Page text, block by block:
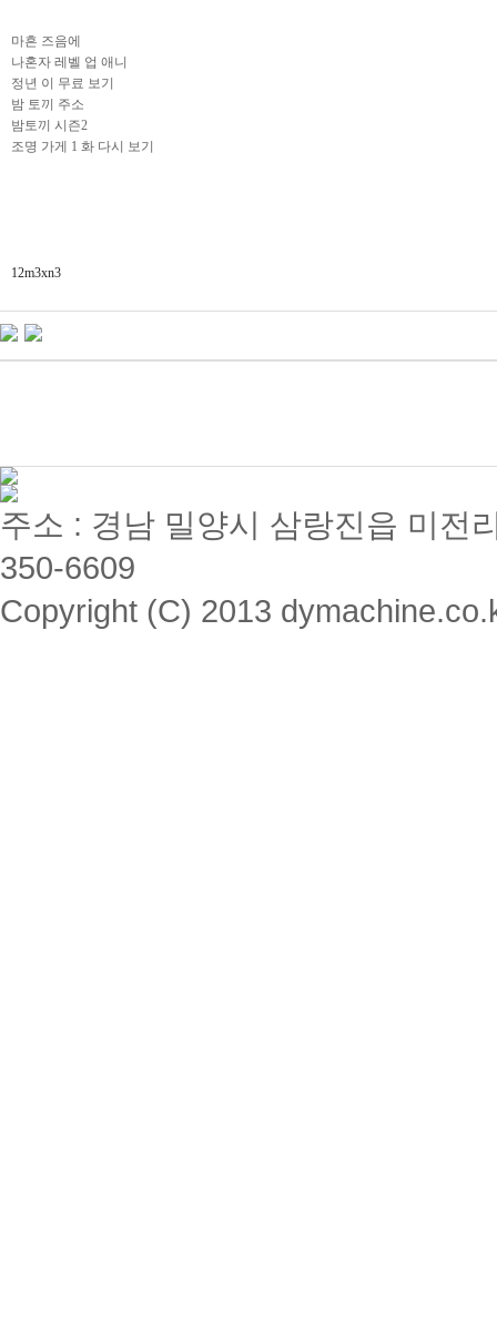
마흔 즈음에
나혼자 레벨 업 애니
정년 이 무료 보기
밤 토끼 주소
밤토끼 시즌2
조명 가게 1 화 다시 보기
12m3xn3
주소 : 경남 밀양시 삼랑진읍 미전
350-6609
Copyright (C) 2013